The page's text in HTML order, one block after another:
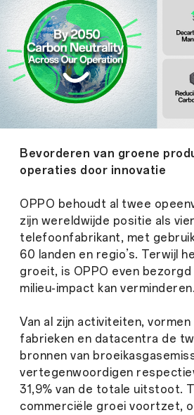
Bevorderen van groene
operaties door innovatie
OPPO behoudt al twee
zijn wereldwijde positie als
telefoonfabrikant, met
60 landen en regio’s. Terwijl
groeit, is OPPO even
milieu-impact kan verminderen.
Van al zijn activiteiten, vormen
fabrieken en datacentra de
bronnen van
vertegenwoordigen
31,9% van de totale uitstoot.
commerciële groei voortzet,